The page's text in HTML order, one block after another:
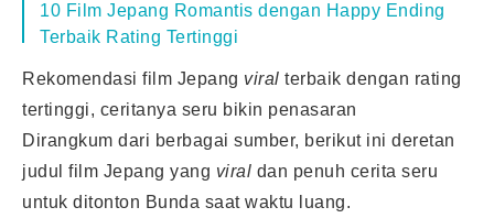
10 Film Jepang Romantis dengan Happy Ending
Terbaik Rating Tertinggi
Rekomendasi film Jepang viral terbaik dengan rating
tertinggi, ceritanya seru bikin penasaran
Dirangkum dari berbagai sumber, berikut ini deretan
judul film Jepang yang viral dan penuh cerita seru
untuk ditonton Bunda saat waktu luang.